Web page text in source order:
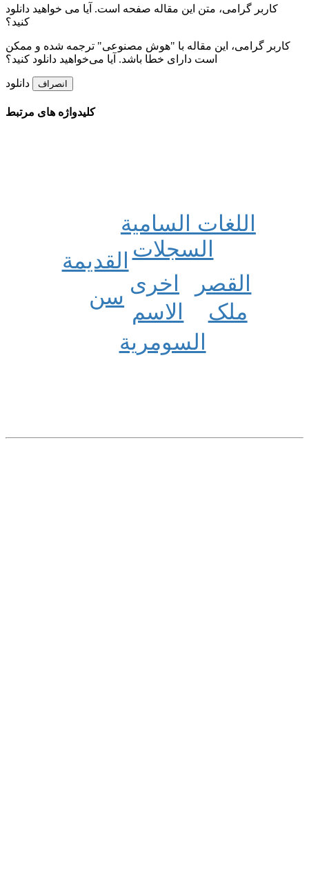
کاربر گرامی، متن این مقاله صفحه است. آیا می خواهید دانلود
کنید؟
کاربر گرامی، این مقاله با "هوش مصنوعی" ترجمه شده و ممکن
است دارای خطا باشد. آیا می‌خواهید دانلود کنید؟
دانلود انصراف
کلیدواژه های مرتبط
اخری
الاسم
السجلات
السومریة
القدیمة
القصر
اللغات السامیة
سن
ملک